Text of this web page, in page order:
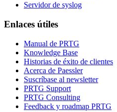
Servidor de syslog
Enlaces útiles
Manual de PRTG
Knowledge Base
Historias de éxito de clientes
Acerca de Paessler
Suscríbase al newsletter
PRTG Support
PRTG Consulting
Feedback y roadmap PRTG